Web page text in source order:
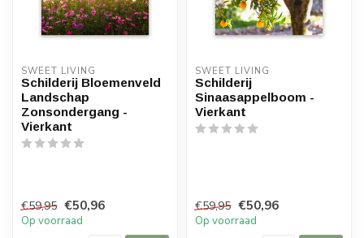
SWEET LIVING
Schilderij Bloemenveld
Landschap
Zonsondergang -
Vierkant
€59,95 €50,96
Op voorraad
SWEET LIVING
Schilderij
Sinaasappelboom -
Vierkant
€59,95 €50,96
Op voorraad